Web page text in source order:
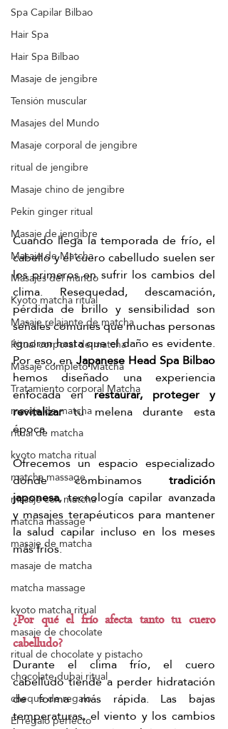
Spa Capilar Bilbao
Hair Spa
Hair Spa Bilbao
Masaje de jengibre
Tensión muscular
Masajes del Mundo
Masaje corporal de jengibre
ritual de jengibre
Masaje chino de jengibre
Pekín ginger ritual
Masaje de jengibre
Masaje de Matcha
Masajes del mundo
Kyoto matcha ritual
Masaje relajante de matcha
Ritual corporal de matcha
Masaje completo Matcha
Tratamiento corporal Matcha
masaje de matcha
ritual de matcha
kyoto matcha ritual
matcha massage
masaje con matcha
matcha massage
masaje de matcha
masaje de matcha
matcha massage
kyoto matcha ritual
masaje de chocolate
ritual de chocolate y pistacho
chocolate dubai ritual
cheque de regalo
El regalo perfecto
Cuando llega la temporada de frío, el
cabello y el cuero cabelludo suelen ser
los primeros en sufrir los cambios del
clima. Resequedad, descamación,
pérdida de brillo y sensibilidad son
señales comunes que muchas personas
ignoran hasta que el daño es evidente.
Por eso, en Japanese Head Spa Bilbao
hemos diseñado una experiencia
enfocada en restaurar, proteger y
revitalizar tu melena durante esta
época.
Ofrecemos un espacio especializado
donde combinamos tradición
japonesa, tecnología capilar avanzada
y masajes terapéuticos para mantener
la salud capilar incluso en los meses
más fríos.
¿Por qué el frío afecta tanto tu cuero
cabelludo?
Durante el clima frío, el cuero
cabelludo tiende a perder hidratación
de forma más rápida. Las bajas
temperaturas, el viento y los cambios